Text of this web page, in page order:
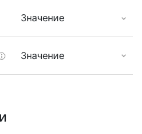
Значение
Значение